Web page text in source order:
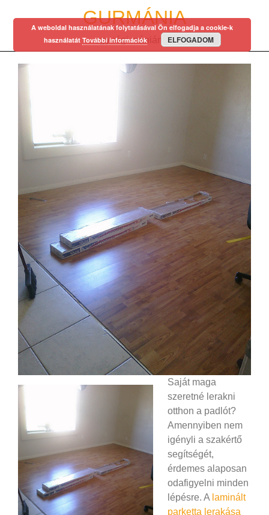
GURMÁNIA
egy régi mániám…
Saját maga
szeretné lerakni
otthon a padlót?
Amennyiben nem
igényli a szakértő
segítségét,
érdemes alaposan
odafigyelni minden
lépésre. A laminált
parketta lerakása
A weboldal használatának folytatásával Ön elfogadja a cookie-k
használatát További információk ELFOGADOM